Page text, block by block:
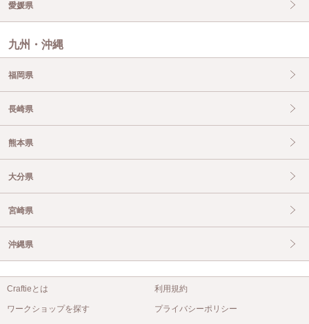
愛媛県
九州・沖縄
福岡県
長崎県
熊本県
大分県
宮崎県
沖縄県
Craftieとは
ワークショップを探す
利用規約
プライバシーポリシー